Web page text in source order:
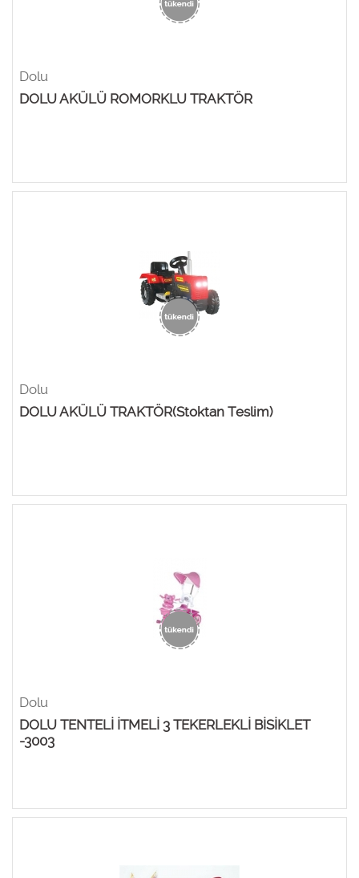
Dolu
DOLU AKÜLÜ ROMORKLU TRAKTÖR
Dolu
DOLU AKÜLÜ TRAKTÖR(Stoktan Teslim)
Dolu
DOLU TENTELİ İTMELİ 3 TEKERLEKLİ BİSİKLET
-3003